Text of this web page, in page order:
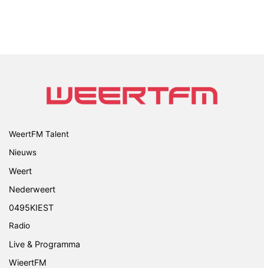
WeertFM Talent
Nieuws
Weert
Nederweert
0495KIEST
Radio
Live & Programma
WieertFM